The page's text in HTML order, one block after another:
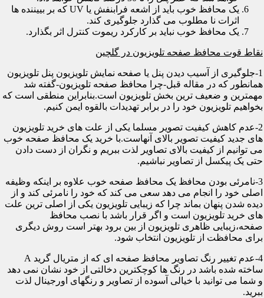
یک محافظ خوب باید از اشعه فرابنفش یا UV که بر بییننده ها
اثرات نا مطلوب می گذارد جلوگیری کند.
یک محافظ خوب نباید بر کارکرد ریموت کنترل اثر بگذارد.
نقاط قوت محافظ صفحه تلویزیون در گلچین
1-جلوگیری از آسیب دیدن پنل یا صفحه نمایش تلویزیون پنل تلویزیون
همانطور که در مقاله قبل-چرا محافظ صفحه تلویزیون-گفته شد
مهمترین و ضعیف ترین بخش تلویزیون است.بنابراین منطقی است که
بخواهیم تلویزیون خود را در برابر تهدیدات بالقوه ایمن کنیم.
2-عدم کاهش کیفیت تصویر مسلما یکی از علت های خرید تلویزیون
های جدید کیفیت تصویر بالای آنهاست.با خرید یک محافظ صفحه خوب
می توانیم از کیفیت بالای تصاویر لذت ببریم و نگران از دست دادن
حتی یک پیکسل از تصاویر نباشیم.
3-نامرئی بودن محافظ یک محافظ صفحه خوب علاوه بر اینکه وظیفه
اصلی خود را انجام می دهد سعی می کند که خود را نامرئی کند و از
دیده شدن پنهان بماند چرا که زیبایی تلویزیون یکی از اصلی ترین علت
های خرید تلویزیون است و اگر قرار باشد با نصب محافظ
صفحه،زیبایی ظاهری تلویزیون از بین برود بهتر است روش دیگری
برای محافظت از تلویزیون انتخاب شود.
4-عدم تغییر رنگ تصاویر محافظ صفحه ای که از متریال گرید A
ساخته شده باشد در رنگ ها کوچکترین دخالتی از خود نشان نمی دهد
و شما می توانید با خیالی آسوده از تصاویر و رنگهای اورجینال لذت
ببرید.